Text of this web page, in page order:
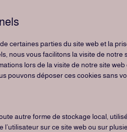
certaines parties du site web et la
nous vous facilitons la visite de notre
lors de la visite de notre site
pouvons déposer ces cookies sans
autre forme de stockage local,
l’utilisateur sur ce site web ou sur